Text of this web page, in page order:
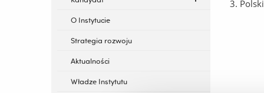
O Instytucie
Strategia rozwoju
Aktualności
Władze Instytutu